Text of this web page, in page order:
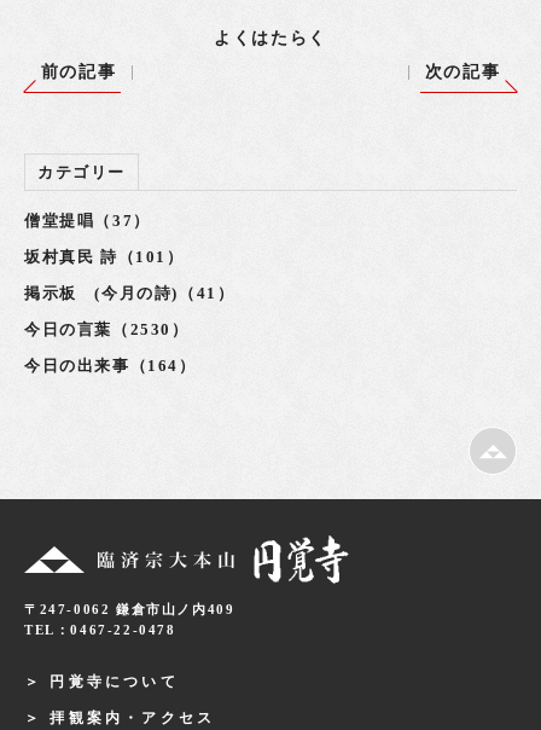
よくはたらく
前の記事
次の記事
カテゴリー
僧堂提唱（37）
坂村真民 詩（101）
掲示板 (今月の詩)（41）
今日の言葉（2530）
今日の出来事（164）
〒247-0062 鎌倉市山ノ内409
TEL：0467-22-0478
円覚寺について
拝観案内・アクセス